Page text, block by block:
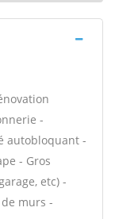
-
autobloquant -
- Gros
etc) -
murs -